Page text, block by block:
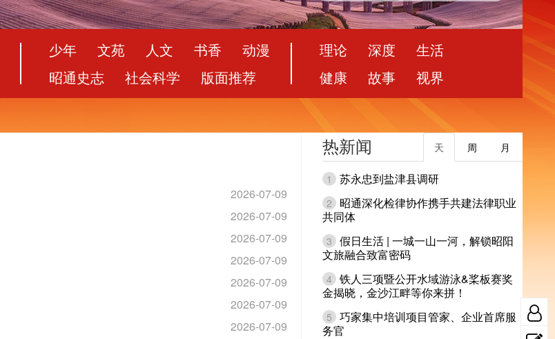
少年 文苑 人文 书香
动漫
昭通史志
社会科学 版面推荐
理论 深度
生活
健康
故事 视界
2026-07-09
2026-07-09
2026-07-09
2026-07-09
2026-07-09
2026-07-09
2026-07-09
热新闻 月
周
天
1 苏永忠到盐津县调研
2
昭通深化检律协作携手共建法律职业
共同体
3 假日生活 | 一城一山一河，解锁昭阳
文旅融合致富密码
4 铁人三项暨公开水域游泳&桨板赛奖
金揭晓，金沙江畔等你来拼！
5 巧家集中培训项目管家、企业首席服
务官